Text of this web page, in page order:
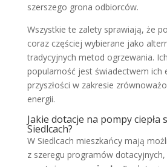
szerszego grona odbiorców.
Wszystkie te zalety sprawiają, że
coraz częściej wybierane jako
tradycyjnych metod ogrzewania.
popularność jest świadectwem ich
przyszłości w zakresie
energii.
Jakie dotacje na pompy ciepła
Siedlcach?
W Siedlcach mieszkańcy mają
z szeregu programów